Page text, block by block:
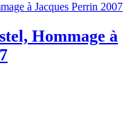
Hommage à